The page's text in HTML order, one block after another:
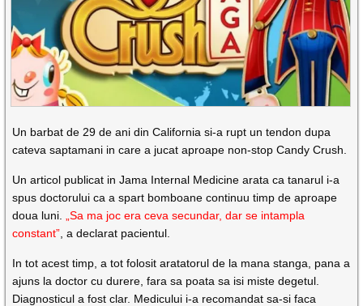
Un barbat de 29 de ani din California si-a rupt un tendon dupa
cateva saptamani in care a jucat aproape non-stop Candy Crush.
Un articol publicat in Jama Internal Medicine arata ca tanarul i-a
spus doctorului ca a spart bomboane continuu timp de aproape
doua luni.
„Sa ma joc era ceva secundar, dar se intampla
constant” , a declarat pacientul.
In tot acest timp, a tot folosit aratatorul de la mana stanga, pana a
ajuns la doctor cu durere, fara sa poata sa isi miste degetul.
Diagnosticul a fost clar. Medicului i-a recomandat sa-si faca